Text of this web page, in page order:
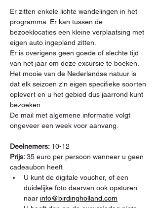
Er zitten enkele lichte wandelingen in het
programma. Er kan tussen de
bezoeklocaties een kleine verplaatsing met
eigen auto ingepland zitten.
Er is overigens geen goede of slechte tijd
van het jaar om deze excursie te boeken.
Het mooie van de Nederlandse natuur is
dat elk seizoen z'n eigen specifieke soorten
oplevert en u het gebied dus jaarrond kunt
bezoeken.
De mail met algemene informatie volgt
ongeveer een week voor aanvang.
Deelnemers: 10-12
Prijs: 35 euro per persoon wanneer u geen
cadeaubon heeft
U kunt de digitale voucher, of een
duidelijke foto daarvan ook opsturen
naar info@birdingholland.com